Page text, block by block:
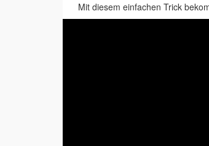
Mit diesem einfachen Trick